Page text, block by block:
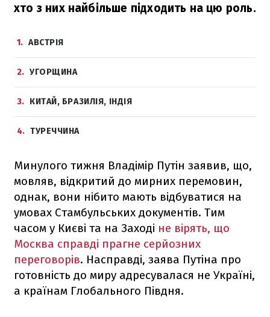
хто з них найбільше підходить на цю роль.
1 АВСТРІЯ
2 УГОРЩИНА
3 КИТАЙ, БРАЗИЛІЯ, ІНДІЯ
4 ТУРЕЧЧИНА
Минулого тижня Владімір Путін заявив, що,
мовляв, відкритий до мирних перемовин,
однак, вони нібито мають відбуватися на
умовах Стамбульських документів. Тим
часом у Києві та на Заході не вірять, що
Москва справді прагне серйозних
переговорів. Насправді, заява Путіна про
готовність до миру адресувалася не Україні,
а країнам Глобального Півдня.